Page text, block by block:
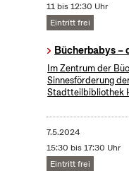
11 bis 12:30 Uhr
Eintritt frei
Bücherbabys –
Im Zentrum der
Sinnesförderung
Stadtteilbibliothek
7.5.2024
15:30 bis 17:30 Uhr
Eintritt frei